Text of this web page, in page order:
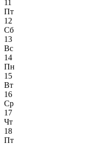
11
Пт
12
Сб
13
Вс
14
Пн
15
Вт
16
Ср
17
Чт
18
Пт